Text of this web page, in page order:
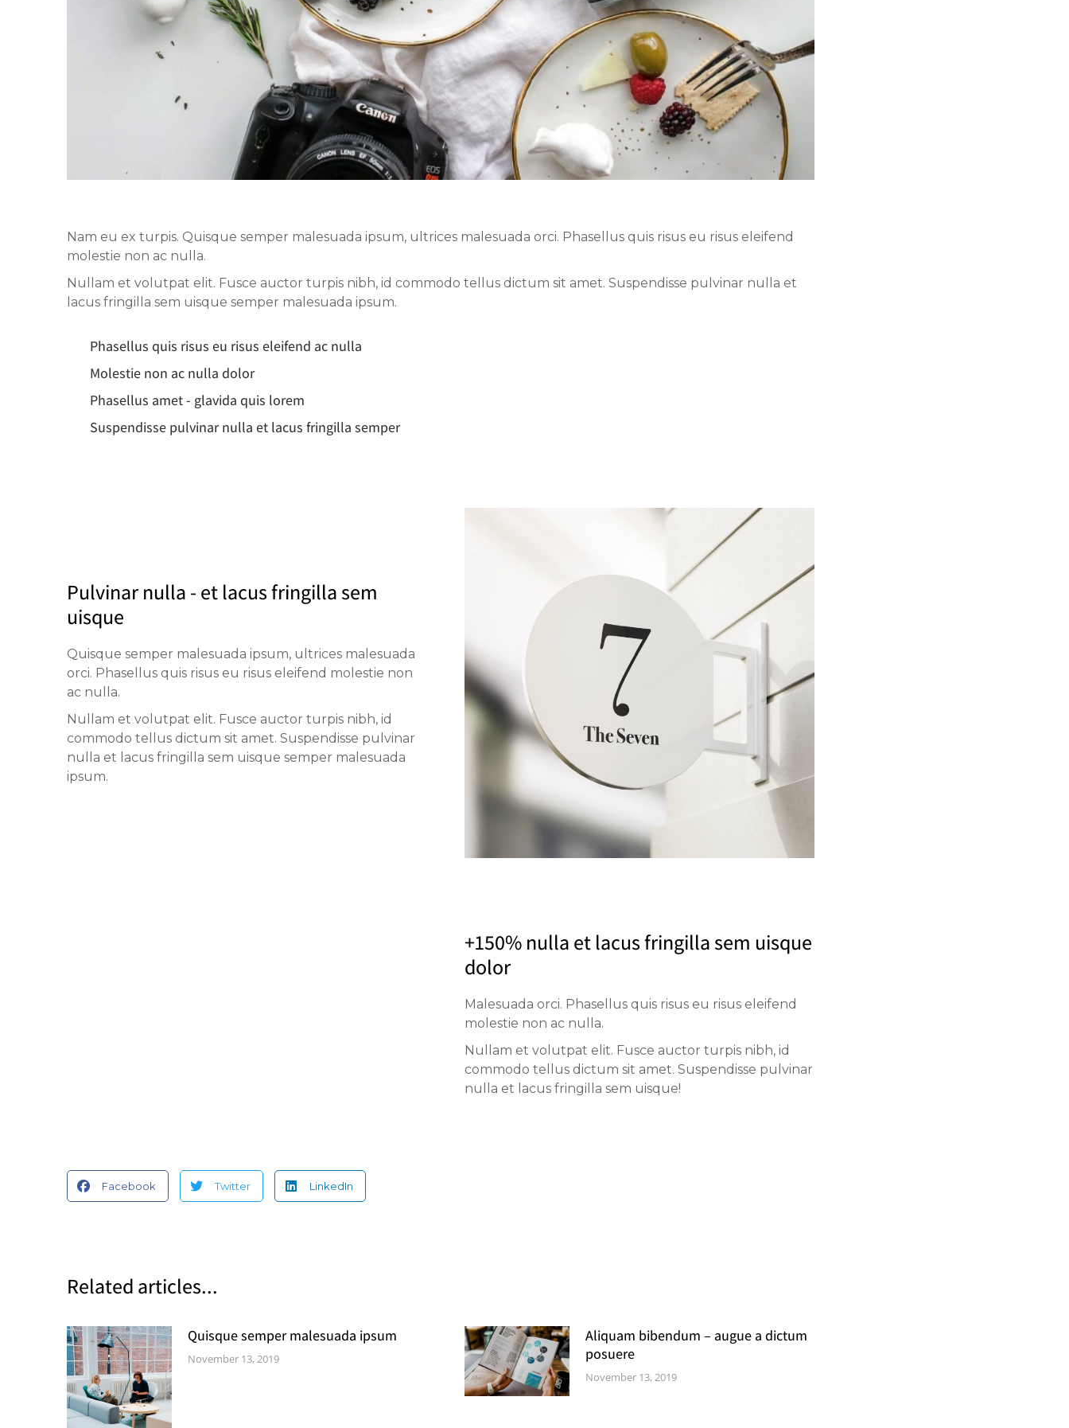
Nam eu ex turpis. Quisque semper malesuada ipsum, ultrices malesuada orci. Phasellus quis risus eu risus eleifend
molestie non ac nulla.
Nullam et volutpat elit. Fusce auctor turpis nibh, id commodo tellus dictum sit amet. Suspendisse pulvinar nulla et
lacus fringilla sem uisque semper malesuada ipsum.
Phasellus quis risus eu risus eleifend ac nulla
Molestie non ac nulla dolor
Phasellus amet - glavida quis lorem
Suspendisse pulvinar nulla et lacus fringilla semper
Pulvinar nulla - et lacus fringilla sem
uisque
Quisque semper malesuada ipsum, ultrices malesuada
orci. Phasellus quis risus eu risus eleifend molestie non
ac nulla.
Nullam et volutpat elit. Fusce auctor turpis nibh, id
commodo tellus dictum sit amet. Suspendisse pulvinar
nulla et lacus fringilla sem uisque semper malesuada
ipsum.
+150% nulla et lacus fringilla sem uisque
dolor
Malesuada orci. Phasellus quis risus eu risus eleifend
molestie non ac nulla.
Nullam et volutpat elit. Fusce auctor turpis nibh, id
commodo tellus dictum sit amet. Suspendisse pulvinar
nulla et lacus fringilla sem uisque!
Facebook Twitter LinkedIn
Related articles...
Quisque semper malesuada ipsum
November 13, 2019
Aliquam bibendum – augue a dictum
posuere
November 13, 2019